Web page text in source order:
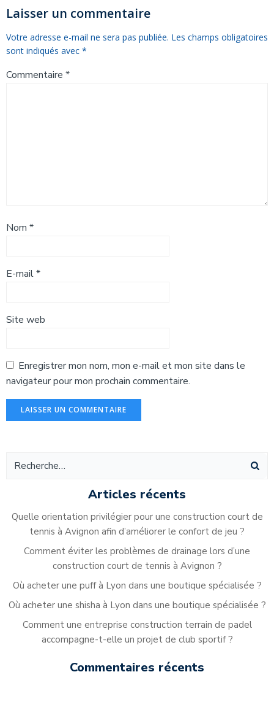
l’article l’article
Laisser un commentaire
Votre adresse e-mail ne sera pas publiée. Les champs obligatoires
sont indiqués avec *
Commentaire *
Nom *
E-mail*
Site web
Enregistrer mon nom, mon e-mail et mon site dans le
navigateur pour mon prochain commentaire.
Articles récents
Quelle orientation privilégier pour une construction court de
tennis à Avignon afin d’améliorer le confort de jeu ?
Comment éviter les problèmes de drainage lors d’une
construction court de tennis à Avignon ?
Où acheter une puff à Lyon dans une boutique spécialisée ?
Où acheter une shisha à Lyon dans une boutique spécialisée ?
Comment une entreprise construction terrain de padel
accompagne-t-elle un projet de club sportif ?
Commentaires récents